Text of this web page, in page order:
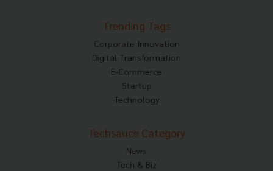
Trending Tags
Corporate Innovation
Digital Transformation
E-Commerce
Startup
Technology
Techsauce Category
News
Tech & Biz